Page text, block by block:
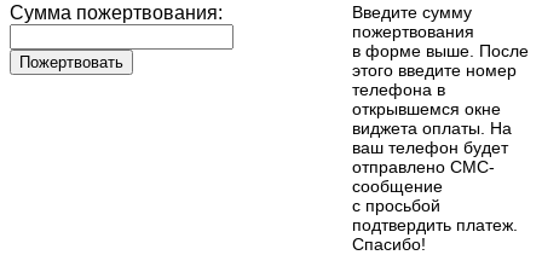
Сумма пожертвования:
Пожертвовать
Введите сумму
пожертвования
в форме выше. После
этого введите номер
телефона в
открывшемся окне
виджета оплаты. На
ваш телефон будет
отправлено СМС-
сообщение
с просьбой
подтвердить платеж.
Cпасибо!